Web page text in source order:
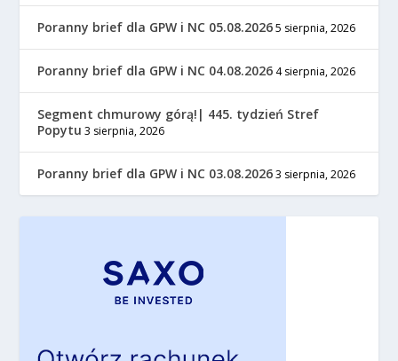
Poranny brief dla GPW i NC 05.08.2026 5 sierpnia, 2026
Poranny brief dla GPW i NC 04.08.2026 4 sierpnia, 2026
Segment chmurowy górą!| 445. tydzień Stref
Popytu 3 sierpnia, 2026
Poranny brief dla GPW i NC 03.08.2026 3 sierpnia, 2026